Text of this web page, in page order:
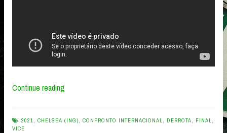
Continue reading
2
2021, CHELSEA (ING), CONFRONTO INTERNACIONAL, DERROTA, FINAL,
VICE